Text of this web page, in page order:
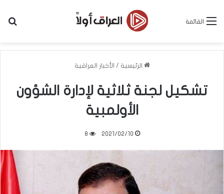
القائمة
الرئيسية / الأخبار العراقية
تشكيل لجنة ثلاثية لإدارة الشؤون
الأولمبية
2021/02/10
8